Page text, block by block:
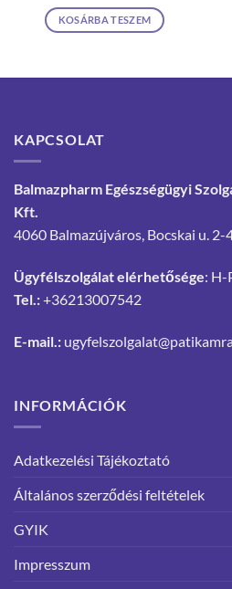
KOSÁRBA TESZEM
KAPCSOLAT
Balmazpharm Egészségügyi
Kft.
4060 Balmazújváros, Bocskai u. 2-
Ügyfélszolgálat elérhetősége: H-
Tel.:+36213007542
E-mail.:
INFORMÁCIÓK
Adatkezelési Tájékoztató
Általános szerződési feltételek
GYIK
Impresszum